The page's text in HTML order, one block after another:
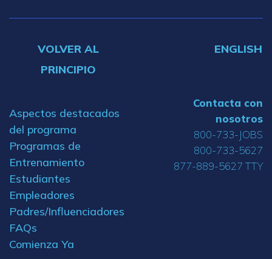
VOLVER AL
PRINCIPIO
ENGLISH
Aspectos destacados
del programa
Programas de
Entrenamiento
Estudiantes
Empleadores
Padres/Influenciadores
FAQs
Comienza Ya
Contacta con
nosotros
800-733-JOBS
800-733-5627
877-889-5627 TTY